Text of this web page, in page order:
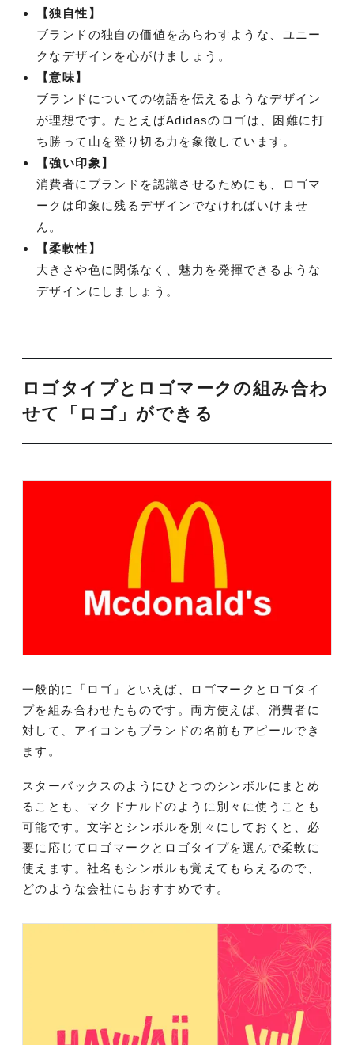
【独自性】
ブランドの独自の価値をあらわすような、ユニー
クなデザインを心がけましょう。
【意味】
ブランドについての物語を伝えるようなデザイン
が理想です。たとえばAdidasのロゴは、困難に打
ち勝って山を登り切る力を象徴しています。
【強い印象】
消費者にブランドを認識させるためにも、ロゴマ
ークは印象に残るデザインでなければいけませ
ん。
【柔軟性】
大きさや色に関係なく、魅力を発揮できるような
デザインにしましょう。
ロゴタイプとロゴマークの組み合わ
せて「ロゴ」ができる
一般的に「ロゴ」といえば、ロゴマークとロゴタイ
プを組み合わせたものです。両方使えば、消費者に
対して、アイコンもブランドの名前もアピールでき
ます。
スターバックスのようにひとつのシンボルにまとめ
ることも、マクドナルドのように別々に使うことも
可能です。文字とシンボルを別々にしておくと、必
要に応じてロゴマークとロゴタイプを選んで柔軟に
使えます。社名もシンボルも覚えてもらえるので、
どのような会社にもおすすめです。